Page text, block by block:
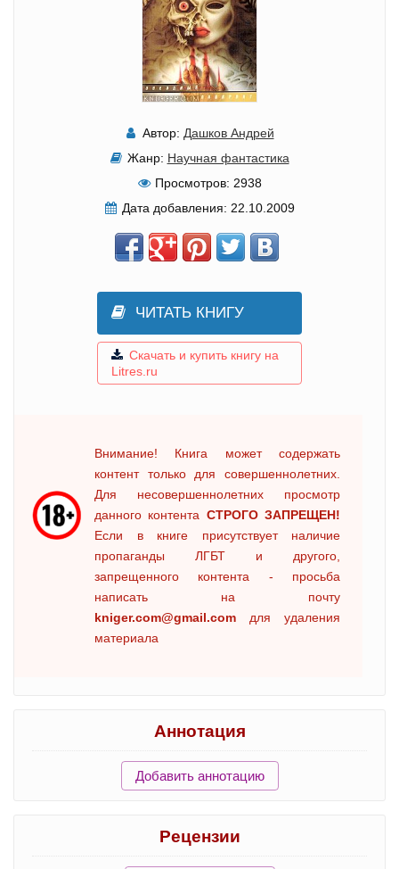
Автор: Дашков Андрей
Жанр: Научная фантастика
Просмотров: 2938
Дата добавления: 22.10.2009
ЧИТАТЬ КНИГУ
Скачать и купить книгу на
Litres.ru
Внимание! Книга может содержать
контент только для совершеннолетних.
Для несовершеннолетних просмотр
данного контента СТРОГО ЗАПРЕЩЕН!
Если в книге присутствует наличие
пропаганды ЛГБТ и другого,
запрещенного контента - просьба
написать на почту
kniger.com@gmail.com для удаления
материала
Аннотация
Добавить аннотацию
Рецензии